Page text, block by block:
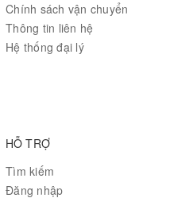
Chính sách vận chuyển
Thông tin liên hệ
Hệ thống đại lý
HỖ TRỢ
Tìm kiếm
Đăng nhập